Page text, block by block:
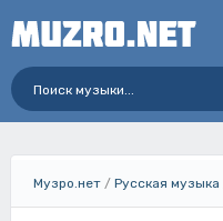
Музро.нет / Русская музыка